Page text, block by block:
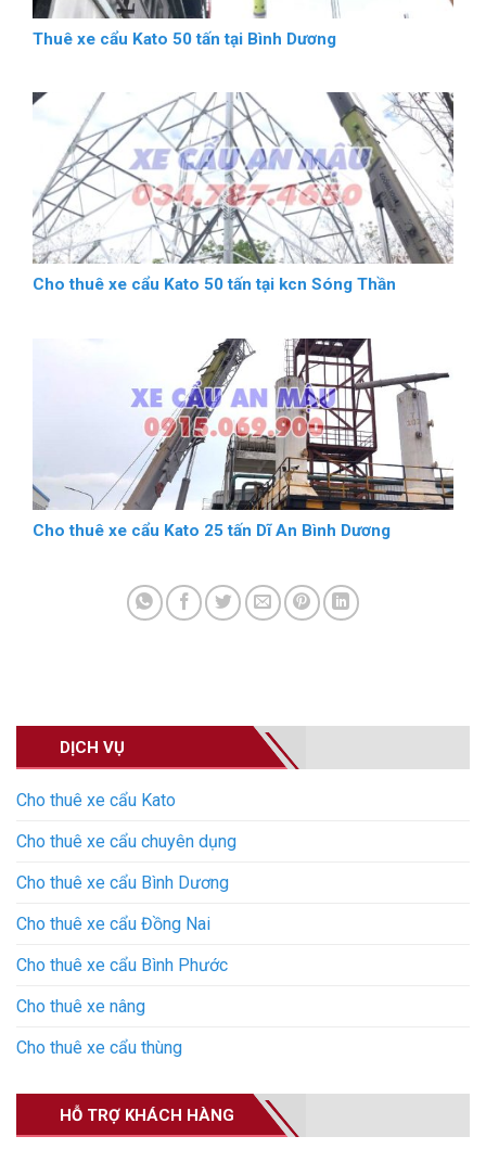
DỊCH VỤ
Cho thuê xe cẩu Kato
Cho thuê xe cẩu chuyên dụng
Cho thuê xe cẩu Bình Dương
Cho thuê xe cẩu Đồng Nai
Cho thuê xe cẩu Bình Phước
Cho thuê xe nâng
Cho thuê xe cẩu thùng
HỖ TRỢ KHÁCH HÀNG
Thuê xe cẩu Kato 50 tấn tại Bình Dương
Cho thuê xe cẩu Kato 50 tấn tại kcn Sóng Thần
Cho thuê xe cẩu Kato 25 tấn Dĩ An Bình Dương